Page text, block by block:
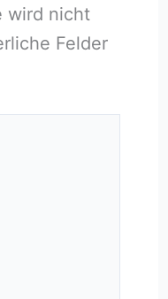
wird nicht
Felder